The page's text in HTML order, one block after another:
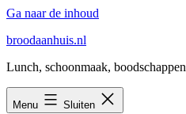
Ga naar de inhoud
broodaanhuis.nl
Lunch, schoonmaak, boodschappen
Menu Sluiten